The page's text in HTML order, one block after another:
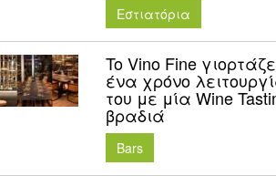
Εστιατόρια
To Vino Fine
ένα χρόνο
του με μία Wine
βραδιά
Bars